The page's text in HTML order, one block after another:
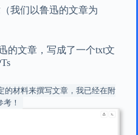
我们以鲁迅的文章为
的文章，写成了一个txt文
的材料来撰写文章，我已经在附
！